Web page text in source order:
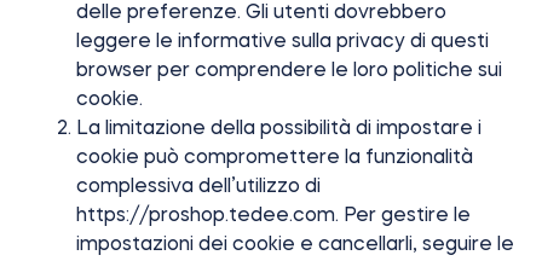
delle preferenze. Gli utenti dovrebbero
leggere le informative sulla privacy di questi
browser per comprendere le loro politiche sui
cookie.
La limitazione della possibilità di impostare i
cookie può compromettere la funzionalità
complessiva dell’utilizzo di
https://proshop.tedee.com. Per gestire le
impostazioni dei cookie e cancellarli, seguire le